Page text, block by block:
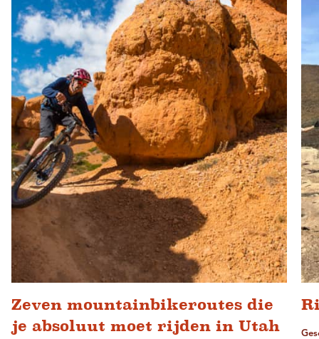
Zeven mountainbikeroutes die
je absoluut moet rijden in Utah